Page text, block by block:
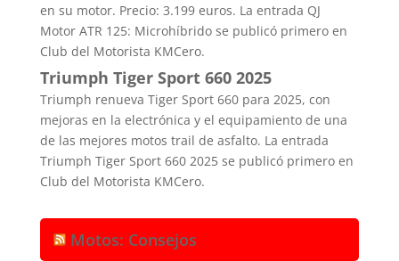
en su motor. Precio: 3.199 euros. La entrada QJ
Motor ATR 125: Microhíbrido se publicó primero en
Club del Motorista KMCero.
Triumph Tiger Sport 660 2025
Triumph renueva Tiger Sport 660 para 2025, con
mejoras en la electrónica y el equipamiento de una
de las mejores motos trail de asfalto. La entrada
Triumph Tiger Sport 660 2025 se publicó primero en
Club del Motorista KMCero.
Motos: Consejos